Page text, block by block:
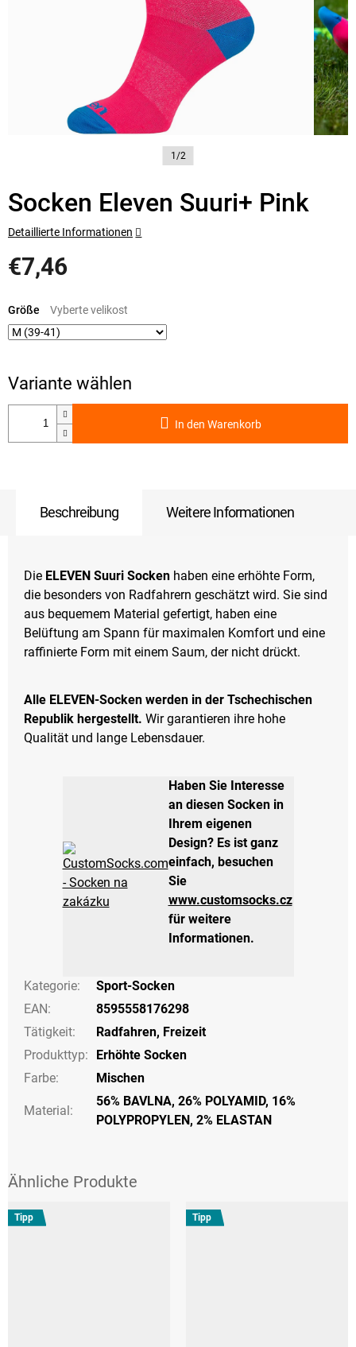
1/2
Socken Eleven Suuri+ Pink
€7,46
Größe
In den Warenkorb
Detaillierte Informationen
Beschreibung Weitere Informationen
Die ELEVEN Suuri Socken haben eine erhöhte Form,
die besonders von Radfahrern geschätzt wird. Sie sind
aus bequemem Material gefertigt, haben eine
Belüftung am Spann für maximalen Komfort und eine
raffinierte Form mit einem Saum, der nicht drückt.
Alle ELEVEN-Socken werden in der Tschechischen
Republik hergestellt. Wir garantieren ihre hohe
Qualität und lange Lebensdauer.
Haben Sie Interesse
an diesen Socken in
Ihrem eigenen
Design? Es ist ganz
einfach, besuchen
Sie
www.customsocks.cz
für weitere
Informationen.
Kategorie:
Sport-Socken
EAN:
8595558176298
Tätigkeit: Radfahren, Freizeit
Produkttyp:
Erhöhte Socken
Farbe: Mischen
Material:
56% BAVLNA, 26% POLYAMID, 16%
POLYPROPYLEN, 2% ELASTAN
Tipp Tipp